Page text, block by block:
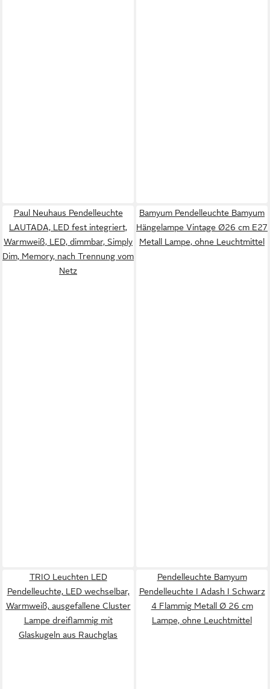
Paul Neuhaus Pendelleuchte
LAUTADA, LED fest integriert,
Warmweiß, LED, dimmbar, Simply
Dim, Memory, nach Trennung vom
Netz
Bamyum Pendelleuchte Bamyum
Hängelampe Vintage Ø26 cm E27
Metall Lampe, ohne Leuchtmittel
TRIO Leuchten LED
Pendelleuchte, LED wechselbar,
Warmweiß, ausgefallene Cluster
Lampe dreiflammig mit
Glaskugeln aus Rauchglas
Pendelleuchte Bamyum
Pendelleuchte I Adash I Schwarz
4 Flammig Metall Ø 26 cm
Lampe, ohne Leuchtmittel